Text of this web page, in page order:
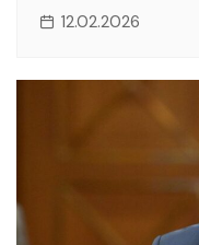
12.02.2026